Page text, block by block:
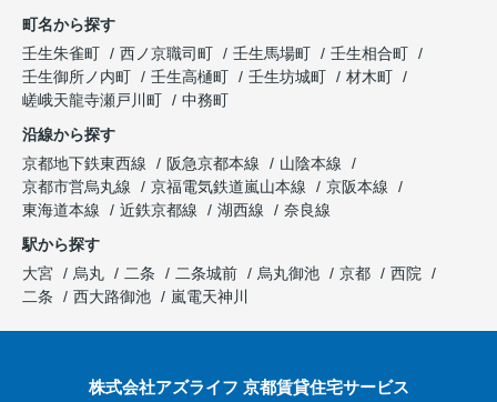
町名から探す
壬生朱雀町
西ノ京職司町 壬生馬場町
壬生相合町
壬生御所ノ内町
壬生高樋町 壬生坊城町
材木町
嵯峨天龍寺瀬戸川町
中務町
沿線から探す
京都地下鉄東西線
阪急京都本線
山陰本線
京都市営烏丸線
京福電気鉄道嵐山本線
京阪本線
東海道本線
近鉄京都線 湖西線
奈良線
駅から探す
大宮
烏丸 二条 二条城前 烏丸御池 京都
西院
二条
西大路御池 嵐電天神川
株式会社アズライフ 京都賃貸住宅サービス